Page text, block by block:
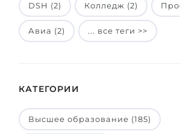
DSH (2) Колледж (2)
Авиа (2) ... все теги >>
КАТЕГОРИИ
Высшее образование (185)